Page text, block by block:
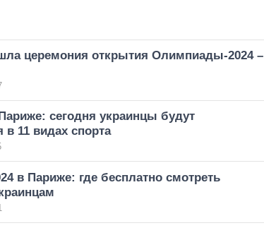
церемония открытия Олимпиады-2024 –
сегодня украинцы будут
в 11 видах спорта
в Париже: где бесплатно смотреть